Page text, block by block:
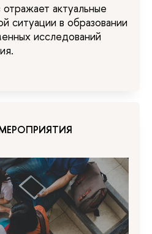
актуальные
ситуации в образовании
исследований